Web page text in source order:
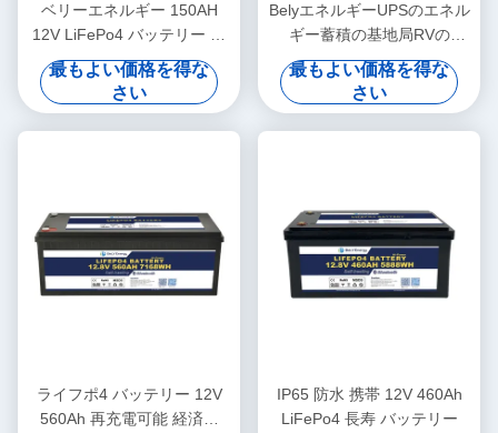
ベリーエネルギー 150AH
12V LiFePo4 バッテリー ブ
ルーツと自己加熱
最もよい価格を得な
さい
BelyエネルギーUPSのエネル
ギー蓄積の基地局RVの
Bluetoothのための最も最近
の設計12V 180AH電池
最もよい価格を得な
さい
ライフポ4 バッテリー 12V
560Ah 再充電可能 経済的
IP65 防水 携帯 12V 460Ah
LiFePo4 長寿 バッテリー